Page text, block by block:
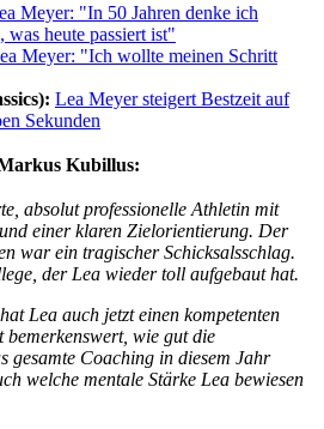
Meyer: "In 50 Jahren denke ich
heute passiert ist"
Meyer: "Ich wollte meinen Schritt
Lea Meyer steigert Bestzeit auf
Sekunden
Kubillus:
absolut professionelle Athletin mit
einer klaren Zielorientierung. Der
war ein tragischer Schicksalsschlag.
der Lea wieder toll aufgebaut hat.
Lea auch jetzt einen kompetenten
bemerkenswert, wie gut die
gesamte Coaching in diesem Jahr
welche mentale Stärke Lea bewiesen